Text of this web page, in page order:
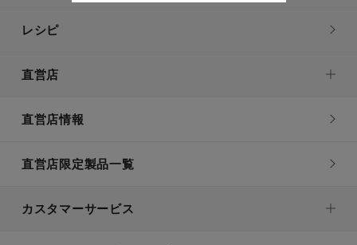
レシピ
直営店
直営店情報
直営店限定製品一覧
カスタマーサービス